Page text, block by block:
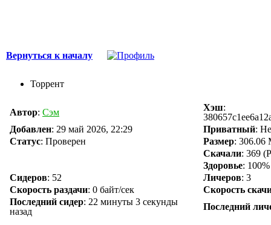
Вернуться к началу
Торрент
Автор: Сэм Хэш:
Добавлен: 29 май 2026, 22:29 Приватный:
Статус: Проверен Размер: 306.06
Скачали: 369
Здоровье: 100%
Сидеров: 52 Личеров: 3
Скорость раздачи: 0 байт/сек
Скорость
Последний сидер: 22 минуты 3 секунды
назад
Последний